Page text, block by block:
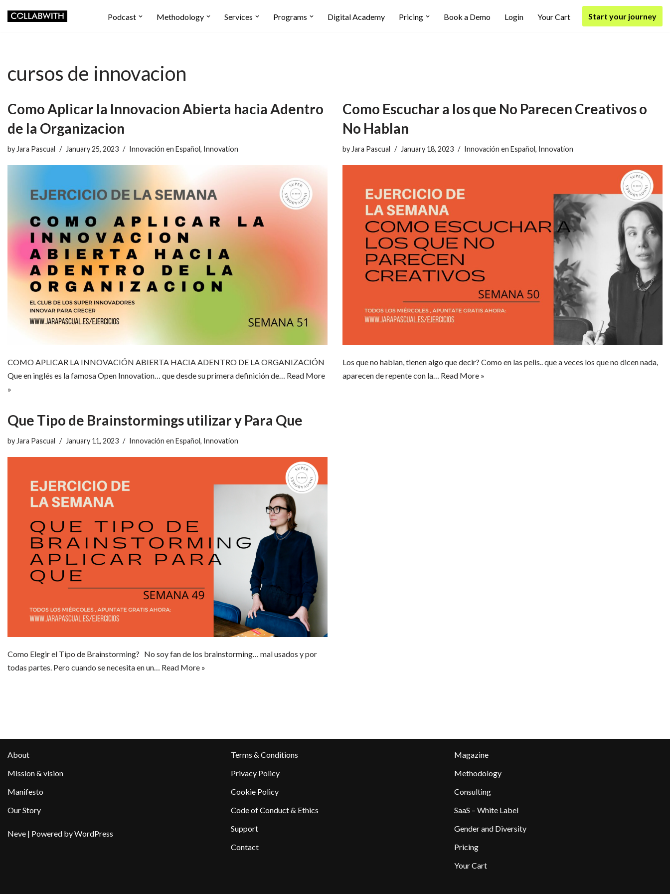
Podcast Methodology Services Programs Digital Academy Pricing Book a Demo Login Your Cart Start your journey
cursos de innovacion
Como Aplicar la Innovacion Abierta hacia Adentro
de la Organizacion
by Jara Pascual January 25, 2023 Innovación en Español, Innovation
COMO APLICAR LA INNOVACIÓN ABIERTA HACIA ADENTRO DE LA ORGANIZACIÓN
Que en inglés es la famosa Open Innovation… que desde su primera definición de… Read More
»
Como Escuchar a los que No Parecen Creativos o
No Hablan
by Jara Pascual January 18, 2023 Innovación en Español, Innovation
Los que no hablan, tienen algo que decir? Como en las pelis.. que a veces los que no dicen nada,
aparecen de repente con la… Read More »
Que Tipo de Brainstormings utilizar y Para Que
by Jara Pascual January 11, 2023 Innovación en Español, Innovation
Como Elegir el Tipo de Brainstorming? No soy fan de los brainstorming… mal usados y por
todas partes. Pero cuando se necesita en un… Read More »
About
Mission & vision
Manifesto
Our Story
Neve | Powered byWordPress
Terms & Conditions
Privacy Policy
Cookie Policy
Code of Conduct & Ethics
Support
Contact
Magazine
Methodology
Consulting
SaaS – White Label
Gender and Diversity
Pricing
Your Cart